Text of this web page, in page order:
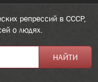
репрессий в СССР,
о людях.